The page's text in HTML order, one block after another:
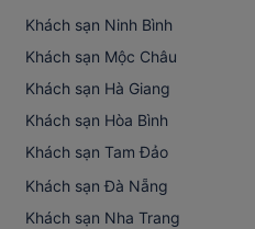
Khách sạn Ninh Bình
Khách sạn Mộc Châu
Khách sạn Hà Giang
Khách sạn Hòa Bình
Khách sạn Tam Đảo
Khách sạn Đà Nẵng
Khách sạn Nha Trang